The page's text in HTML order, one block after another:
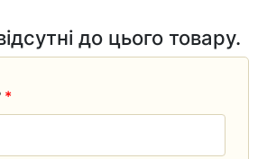
до цього товару.
*